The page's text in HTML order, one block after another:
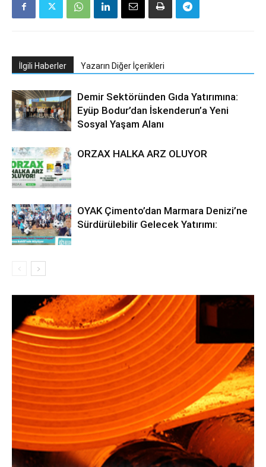
İlgili Haberler Yazarın Diğer İçerikleri
Demir Sektöründen Gıda Yatırımına:
Eyüp Bodur’dan İskenderun’a Yeni
Sosyal Yaşam Alanı
ORZAX HALKA ARZ OLUYOR
OYAK Çimento’dan Marmara Denizi’ne
Sürdürülebilir Gelecek Yatırımı: